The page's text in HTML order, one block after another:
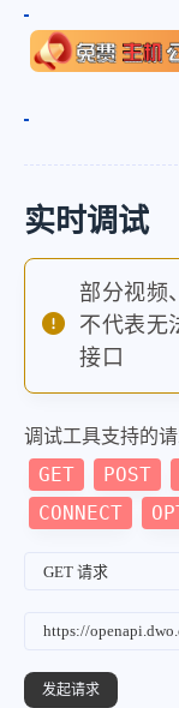
实时调试
部分视频
不代表无
接口
调试工具支持的请
GET POST
CONNECT